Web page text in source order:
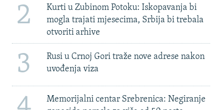
2
Kurti u Zubinom Potoku: Iskopavanja bi
mogla trajati mjesecima, Srbija bi trebala
otvoriti arhive
3
Rusi u Crnoj Gori traže nove adrese nakon
uvođenja viza
Memorijalni centar Srebrenica: Negiranje